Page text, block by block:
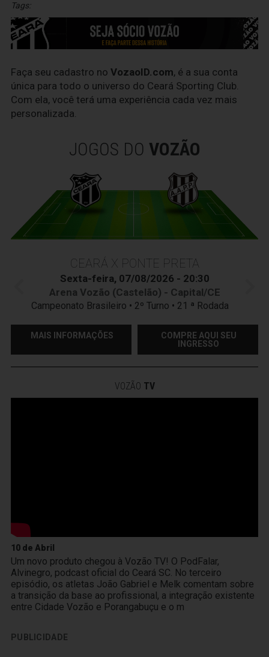
Tags:
Faça seu cadastro no VozaoID.com, é a sua conta
única para todo o universo do Ceará Sporting Club.
Com ela, você terá uma experiência cada vez mais
personalizada.
JOGOS DO VOZÃO
CEARÁ X PONTE PRETA
Sexta-feira, 07/08/2026 - 20:30
Arena Vozão (Castelão) - Capital/CE
Campeonato Brasileiro • 2º Turno • 21 ª Rodada
MAIS INFORMAÇÕES
COMPRE AQUI SEU
INGRESSO
VOZÃO TV
10 de Abril
Um novo produto chegou à Vozão TV! O PodFalar,
Alvinegro, podcast oficial do Ceará SC. No terceiro
episódio, os atletas João Gabriel e Melk comentam sobre
a transição da base ao profissional, a integração existente
entre Cidade Vozão e Porangabuçu e o m
PUBLICIDADE